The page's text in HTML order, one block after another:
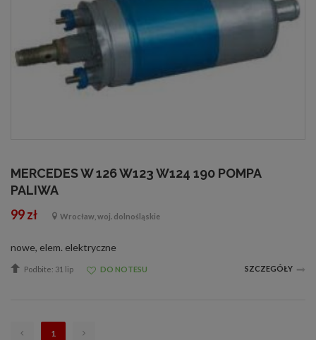
MERCEDES W 126 W123 W124 190 POMPA
PALIWA
99 zł Wrocław, woj. dolnośląskie
nowe, elem. elektryczne
Podbite: 31 lip DO NOTESU SZCZEGÓŁY
1